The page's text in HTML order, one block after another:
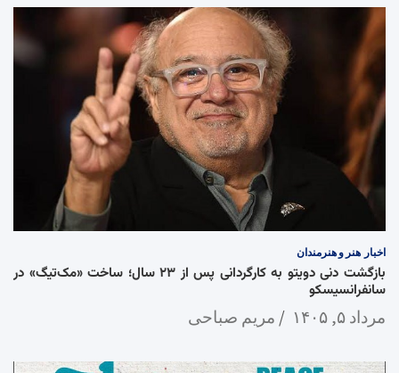
اخبار هنر و هنرمندان
بازگشت دنی دویتو به کارگردانی پس از ۲۳ سال؛ ساخت «مک‌تیگ» در
سانفرانسیسکو
مرداد ۵, ۱۴۰۵ مریم صباحی